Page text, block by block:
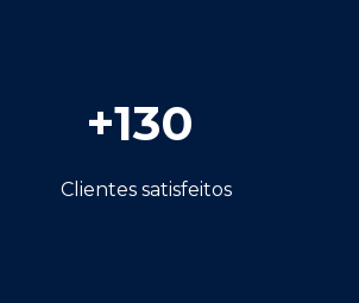
+130
Clientes satisfeitos